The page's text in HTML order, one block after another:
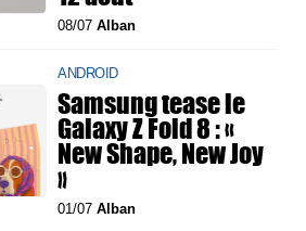
08/07Alban
ANDROID
Samsung tease le
Galaxy Z Fold 8 : «
New Shape, New Joy
»
01/07Alban